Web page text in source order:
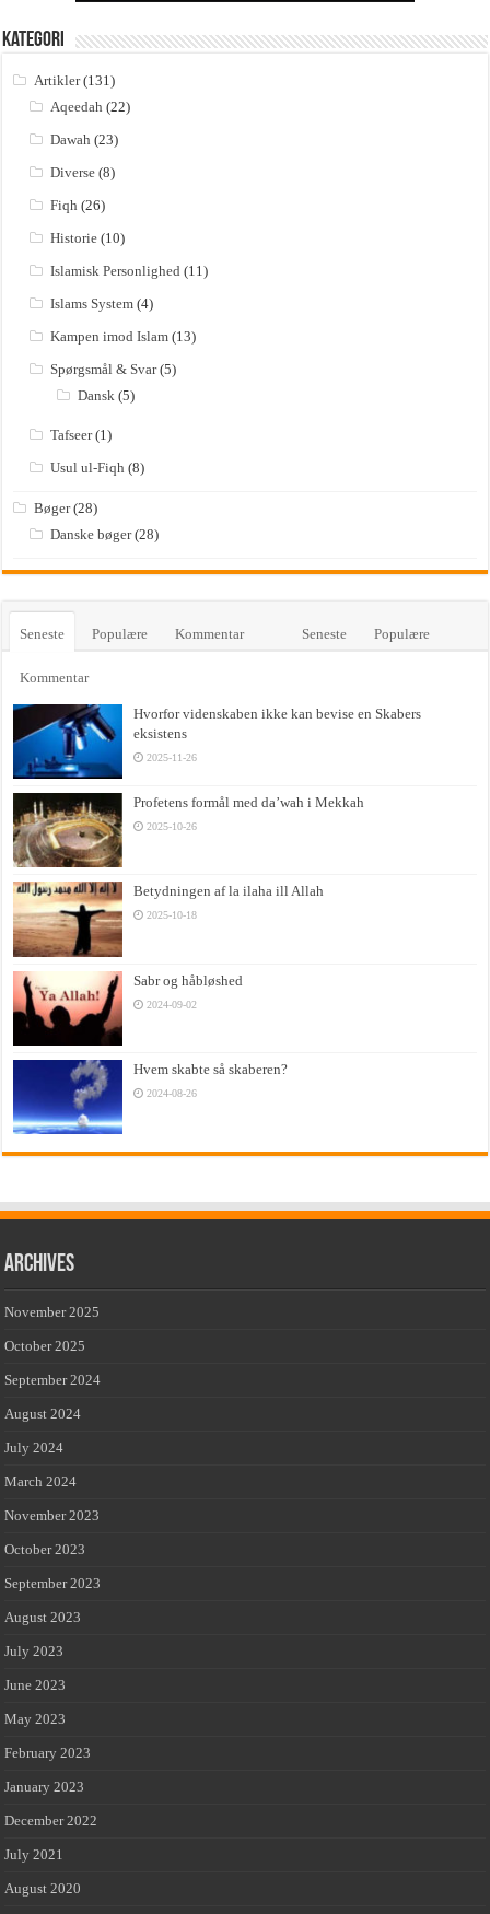
Kategori
Artikler(131)
Aqeedah (22)
Dawah (23)
Diverse (8)
Fiqh (26)
Historie (10)
Islamisk Personlighed (11)
Islams System (4)
Kampen imod Islam (13)
Spørgsmål & Svar(5)
Dansk (5)
Tafseer(1)
Usul ul-Fiqh (8)
Bøger(28)
Danske bøger(28)
Seneste Populære Kommentar Seneste Populære
Kommentar
Hvorfor videnskaben ikke kan bevise en Skabers
eksistens
2025-11-26
Profetens formål med da’wah i Mekkah
2025-10-26
Betydningen af la ilaha ill Allah
2025-10-18
Sabr og håbløshed
2024-09-02
Hvem skabte så skaberen?
2024-08-26
Archives
November 2025
October 2025
September 2024
August 2024
July 2024
March 2024
November 2023
October 2023
September 2023
August 2023
July 2023
June 2023
May 2023
February 2023
January 2023
December 2022
July 2021
August 2020